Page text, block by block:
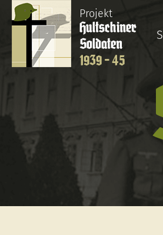
Projekt
Hultschiner
Soldaten
1939 - 45